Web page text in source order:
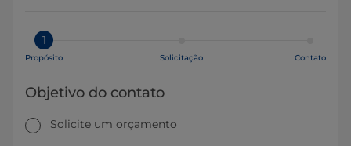
1
Propósito Solicitação Contato
Objetivo do contato
Solicite um orçamento